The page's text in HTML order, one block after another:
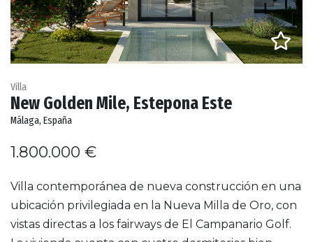
Villa
New Golden Mile, Estepona Este
Málaga, España
1.800.000 €
Villa contemporánea de nueva construcción en una
ubicación privilegiada en la Nueva Milla de Oro, con
vistas directas a los fairways de El Campanario Golf.